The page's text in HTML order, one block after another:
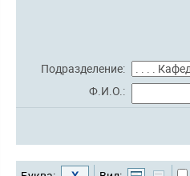
Подразделение:
Ф.И.О.: